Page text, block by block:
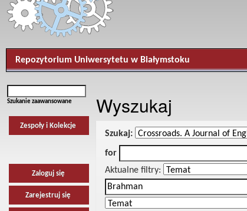
Repozytorium Uniwersytetu w Białymstoku
Szukanie zaawansowane
Zespoły i Kolekcje
Zaloguj się
Zarejestruj się
Wyszukaj
Szukaj:
for
Aktualne filtry: